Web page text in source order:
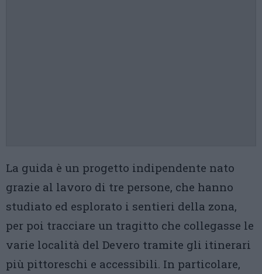
La guida è un progetto indipendente nato
grazie al lavoro di tre persone, che hanno
studiato ed esplorato i sentieri della zona,
per poi tracciare un tragitto che collegasse le
varie località del Devero tramite gli itinerari
più pittoreschi e accessibili. In particolare,